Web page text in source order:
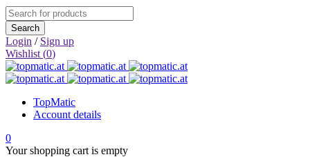
Login / Sign up
Wishlist (0)
TopMatic
Account details
0
Your shopping cart is empty